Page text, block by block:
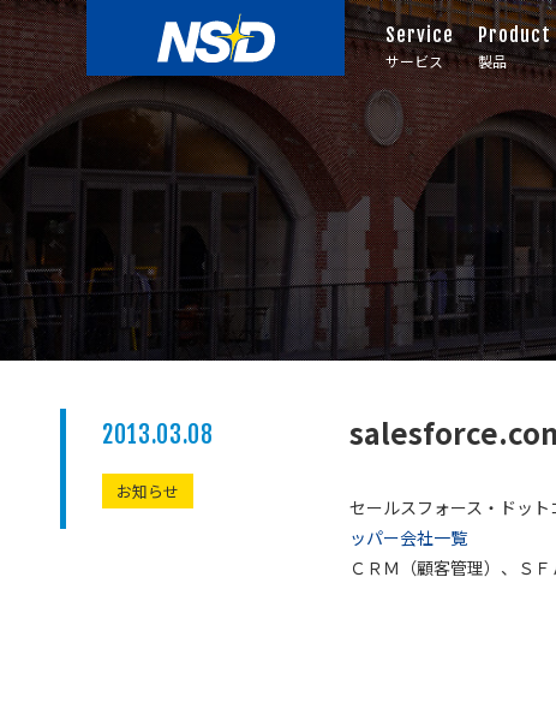
Service
サービス
Product
製品
2013.03.08
お知らせ
セールスフォース・ドッ
ッパー会社一覧
ＣＲＭ（顧客管理）、Ｓ